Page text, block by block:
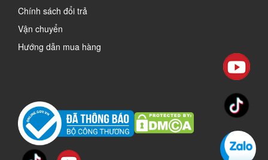
Chính sách đổi trả
Vận chuyển
Hướng dẫn mua hàng